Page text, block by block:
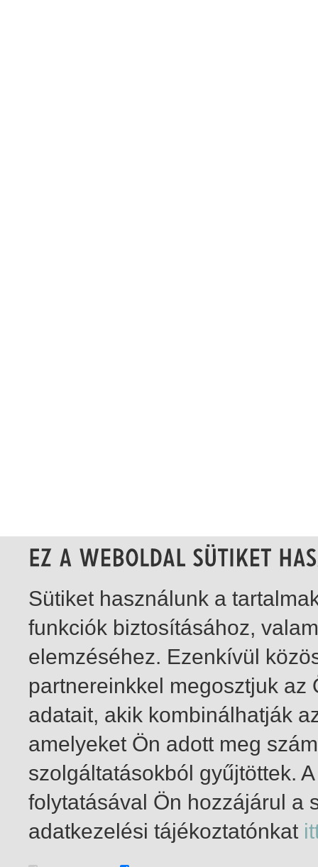
1-5 / összesen 5 találat
Sütiket használunk a
funkciók biztosításához,
elemzéséhez. Ezenkívül
partnereinkkel megosztjuk
adatait, akik kombinálhatják
amelyeket Ön adott meg
szolgáltatásokból gyűjtöttek.
folytatásával Ön hozzájárul a
adatkezelési tájékoztatónkat